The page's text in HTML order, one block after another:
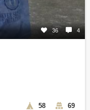
36 4
58 69